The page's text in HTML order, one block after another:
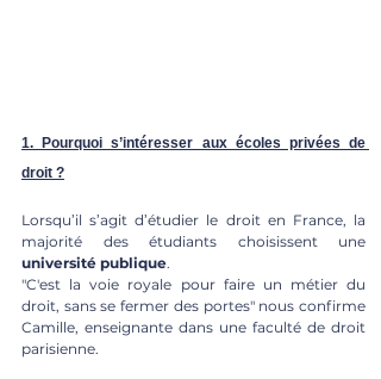
1. Pourquoi s’intéresser aux écoles privées de
droit ?
Lorsqu’il s’agit d’étudier le droit en France, la
université publique.
"C'est la voie royale pour faire un métier du
droit, sans se fermer des portes" nous confirme
Camille, enseignante dans une faculté de droit
parisienne.